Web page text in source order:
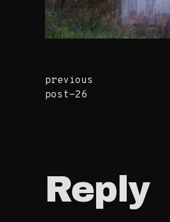
Continue
previous
post-26
Reply